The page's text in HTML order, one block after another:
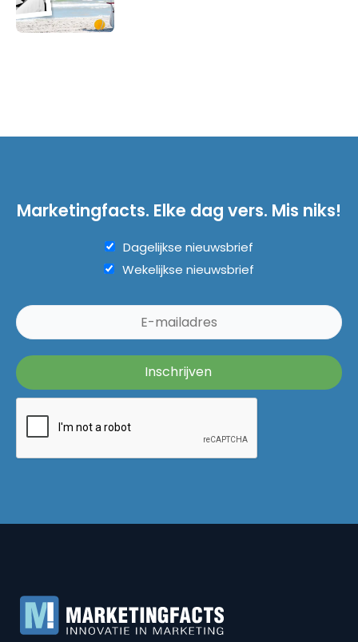
Marketingfacts. Elke dag vers. Mis niks!
Dagelijkse nieuwsbrief
Wekelijkse nieuwsbrief